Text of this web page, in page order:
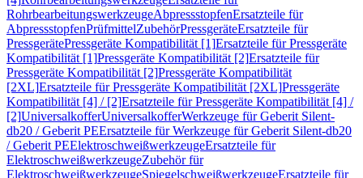
RohrbearbeitungswerkzeugeAbpressstopfenErsatzteile für
AbpressstopfenPrüfmittelZubehörPressgeräteErsatzteile für
PressgerätePressgeräte Kompatibilität [1]Ersatzteile für Pressgeräte
Kompatibilität [1]Pressgeräte Kompatibilität [2]Ersatzteile für
Pressgeräte Kompatibilität [2]Pressgeräte Kompatibilität
[2XL]Ersatzteile für Pressgeräte Kompatibilität [2XL]Pressgeräte
Kompatibilität [4] / [2]Ersatzteile für Pressgeräte Kompatibilität [4] /
[2]UniversalkofferUniversalkofferWerkzeuge für Geberit Silent-
db20 / Geberit PEErsatzteile für Werkzeuge für Geberit Silent-db20
/ Geberit PEElektroschweißwerkzeugeErsatzteile für
ElektroschweißwerkzeugeZubehör für
ElektroschweißwerkzeugeSpiegelschweißwerkzeugeErsatzteile für